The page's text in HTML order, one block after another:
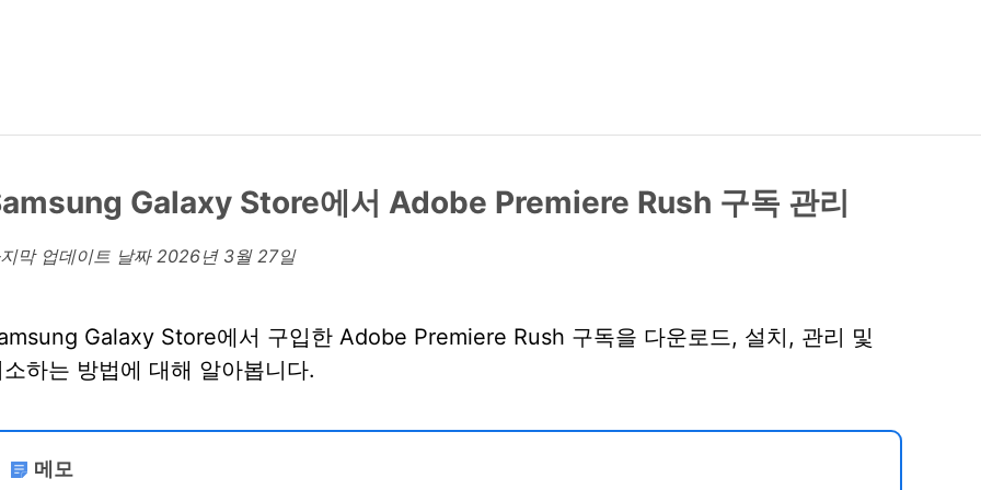
Galaxy Store에서 Adobe Premiere Rush 구독 관리
막 업데이트 날짜 2026년 3월 27일
Galaxy Store에서 구입한 Adobe Premiere Rush 구독을 다운로드, 설치, 관리 및
하는 방법에 대해 알아봅니다.
메모